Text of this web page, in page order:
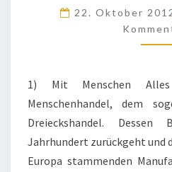
22. Oktober
1) Mit Menschen
Menschenhandel, dem
Dreieckshandel.
Jahrhundert zurückgeht und
Europa stammenden